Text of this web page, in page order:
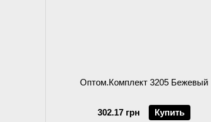
Оптом.Комплект 3205 Бежевый
302.17 грн Купить